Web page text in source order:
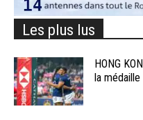
Les plus lus
HONG
la médaille